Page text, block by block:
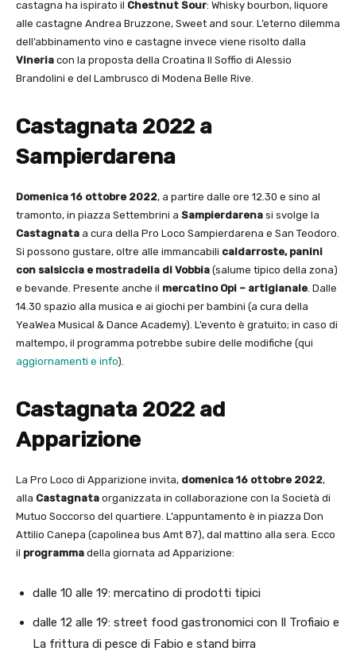
castagna ha ispirato il Chestnut Sour: Whisky bourbon, liquore
alle castagne Andrea Bruzzone, Sweet and sour. L’eterno dilemma
dell’abbinamento vino e castagne invece viene risolto dalla
Vineria con la proposta della Croatina Il Soffio di Alessio
Brandolini e del Lambrusco di Modena Belle Rive.
Castagnata 2022 a
Sampierdarena
Domenica 16 ottobre 2022, a partire dalle ore 12.30 e sino al
tramonto, in piazza Settembrini a Sampierdarena si svolge la
Castagnata a cura della Pro Loco Sampierdarena e San Teodoro.
Si possono gustare, oltre alle immancabili caldarroste, panini
con salsiccia e mostradella di Vobbia (salume tipico della zona)
e bevande. Presente anche il mercatino Opi – artigianale . Dalle
14.30 spazio alla musica e ai giochi per bambini (a cura della
YeaWea Musical & Dance Academy). L’evento è gratuito; in caso di
maltempo, il programma potrebbe subire delle modifiche (qui
aggiornamenti e info).
Castagnata 2022 ad
Apparizione
La Pro Loco di Apparizione invita, domenica 16 ottobre 2022,
alla Castagnata organizzata in collaborazione con la Società di
Mutuo Soccorso del quartiere. L’appuntamento è in piazza Don
Attilio Canepa (capolinea bus Amt 87), dal mattino alla sera. Ecco
il programma della giornata ad Apparizione:
dalle 10 alle 19: mercatino di prodotti tipici
dalle 12 alle 19: street food gastronomici con Il Trofiaio e
La frittura di pesce di Fabio e stand birra